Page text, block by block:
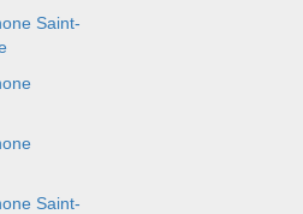
Saint-
Saint-